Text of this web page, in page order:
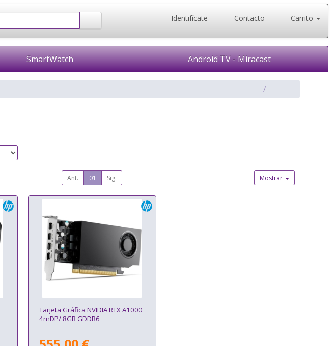
Identifícate Contacto Carrito
SmartWatch Android TV - Miracast
Ant. 01 Sig. Mostrar
Tarjeta Gráfica NVIDIA RTX A1000
4mDP/ 8GB GDDR6